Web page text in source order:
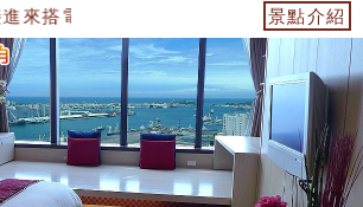
12樓43號海角辦公室找我們報到喔...
景點介紹